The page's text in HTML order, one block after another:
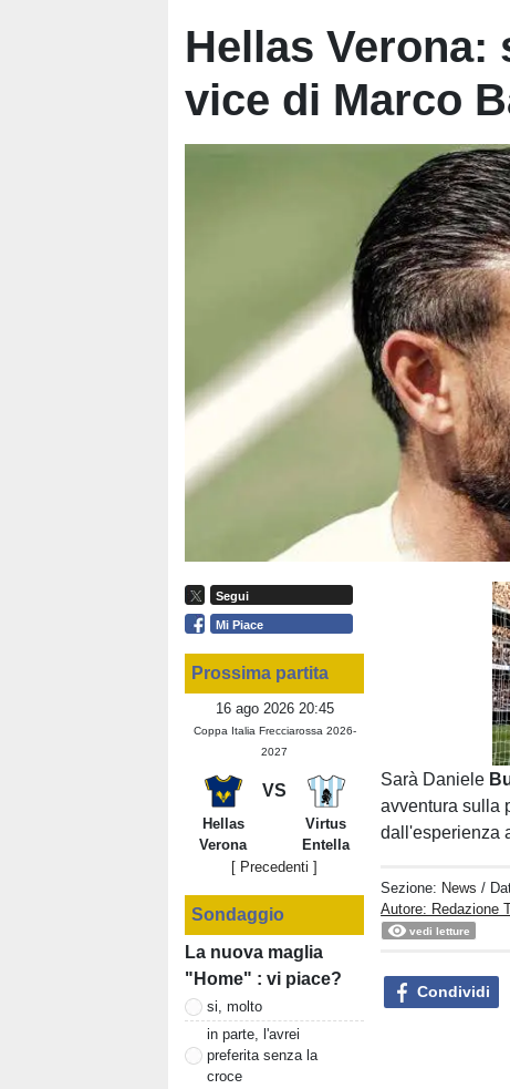
Hellas Verona:
vice di Marco
Segui
Mi Piace
Prossima partita
16 ago 2026 20:45
Coppa Italia Frecciarossa 2026-
2027
VS
Hellas
Verona
Virtus
Entella
[ Precedenti ]
Sondaggio
La nuova maglia
"Home" : vi piace?
si, molto
in parte, l'avrei
preferita senza la
croce
Sarà Daniele
avventura sulla
dall'esperienza
Sezione: News /
Autore: Redazione
vedi letture
Condividi